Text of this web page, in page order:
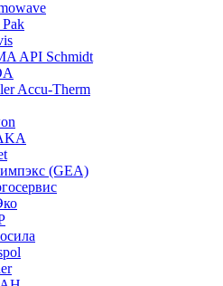
Pak
API Schmidt
Accu-Therm
(GEA)